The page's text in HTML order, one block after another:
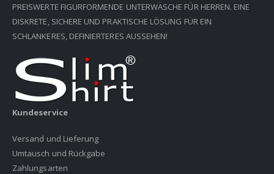
PREISWERTE FIGURFORMENDE UNTERWÄSCHE FÜR HERREN. EINE
DISKRETE, SICHERE UND PRAKTISCHE LÖSUNG FÜR EIN
SCHLANKERES, DEFINIERTERES AUSSEHEN!
Kundeservice
Versand und Lieferung
Umtausch und Rückgabe
Zahlungsarten